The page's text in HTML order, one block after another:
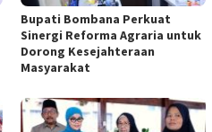
Bupati Bombana Perkuat
Sinergi Reforma Agraria untuk
Dorong Kesejahteraan
Masyarakat